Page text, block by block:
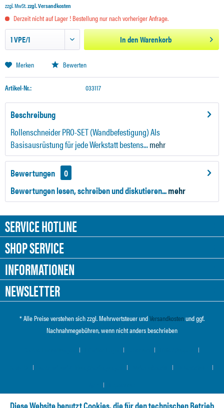
zzgl. MwSt.zzgl. Versandkosten
Derzeit nicht auf Lager ! Bestellung nur nach vorheriger Anfrage.
In denWarenkorb
Merken Bewerten
Artikel-Nr.: 033117
Beschreibung
Rollenschneider PRO-SET (Wandbefestigung) Als
Basisausrüstung für jede Werkstatt bestens...mehr
Bewertungen
0
Bewertungen lesen, schreiben und diskutieren...mehr
SERVICE HOTLINE
SHOP SERVICE
INFORMATIONEN
NEWSLETTER
* Alle Preise verstehen sich zzgl. Mehrwertsteuer undVersandkostenund ggf.
Nachnahmegebühren, wenn nicht anders beschrieben
Diese Website benutzt Cookies, die für den technischen Betrieb